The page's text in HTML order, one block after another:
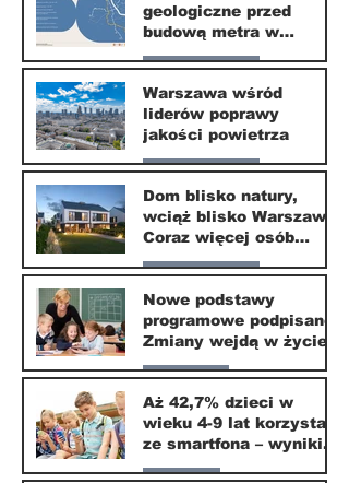
30 mar
geologiczne przed
budową metra w
Wilanowie
Nasze miasto
24 mar
Warszawa wśród
liderów poprawy
jakości powietrza
Nasze miasto
24 mar
Dom blisko natury,
wciąż blisko Warszawy.
Coraz więcej osób
wybiera ten kierunek
Nasze miasto
20 mar
Nowe podstawy
programowe podpisane.
Zmiany wejdą w życie
od września 2026
Edukacja
16 mar
Aż 42,7% dzieci w
wieku 4-9 lat korzysta
ze smartfona – wyniki
badania Krajowego